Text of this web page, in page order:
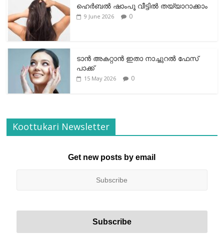
ഹെര്‍ബല്‍ ഷാംപൂ വീട്ടില്‍ തയ്യാറാക്കാം
9 June 2026 0
ടാന്‍ അകറ്റാന്‍ ഇതാ നാച്ചുറല്‍ ഫേസ്
പാക്ക്
15 May 2026 0
Koottukari Newsletter
Get new posts by email